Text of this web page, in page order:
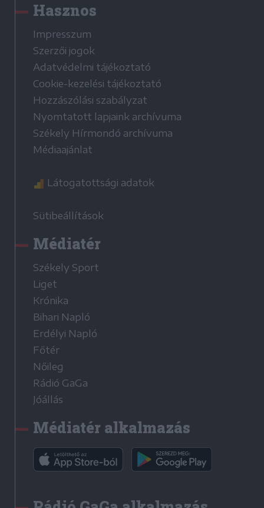
Hasznos
Impresszum
Szerzői jogok
Adatvédelmi tájékoztató
Cookie-kezelési tájékoztató
Hozzászólási szabályzat
Nyomtatott lapjaink archívuma
Székely Hírmondó archívuma
Médiaajánlat
Látogatottsági adatok
Sütibeállítások
Médiatér
Székely Sport
Liget
Krónika
Bihari Napló
Erdélyi Napló
Főtér
Nőileg
Rádió GaGa
Jóállás
Médiatér alkalmazás